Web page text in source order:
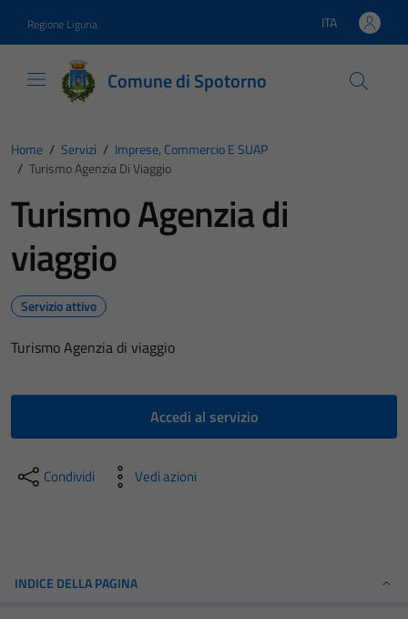
Regione Liguria Lingua attiva:
ITA
Comune di Spotorno
Home / Servizi / Imprese, Commercio E SUAP
/ Turismo Agenzia Di Viaggio
Turismo Agenzia di
viaggio
Servizio attivo
Turismo Agenzia di viaggio
Accedi al servizio
Condividi Vedi azioni
INDICE DELLA PAGINA